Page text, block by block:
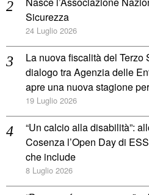
Sicurezza
24 Luglio 2026
La nuova fiscalità del Terzo
dialogo tra Agenzia delle
apre una nuova stagione
19 Luglio 2026
“Un calcio alla disabilità”:
Cosenza l’Open Day di
che include
8 Luglio 2026